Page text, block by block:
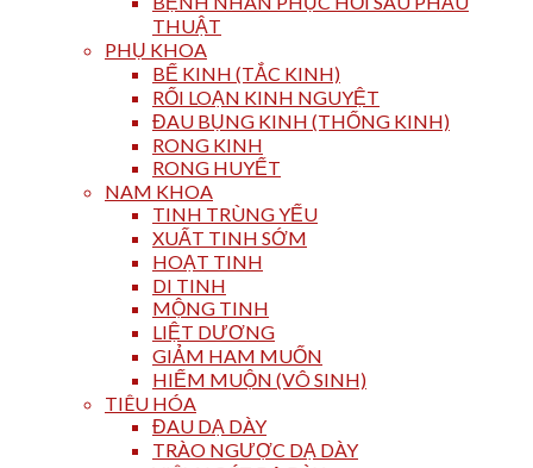
THUẬT
PHỤ KHOA
BẾ KINH (TẮC KINH)
RỐI LOẠN KINH NGUYỆT
ĐAU BỤNG KINH (THỐNG KINH)
RONG KINH
RONG HUYẾT
NAM KHOA
TINH TRÙNG YẾU
XUẤT TINH SỚM
HOẠT TINH
DI TINH
MỘNG TINH
LIỆT DƯƠNG
GIẢM HAM MUỐN
HIẾM MUỘN (VÔ SINH)
TIÊU HÓA
ĐAU DẠ DÀY
TRÀO NGƯỢC DẠ DÀY